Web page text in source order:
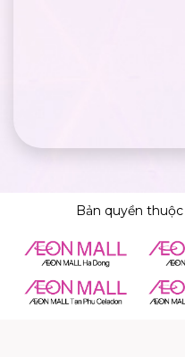
Bản quyền